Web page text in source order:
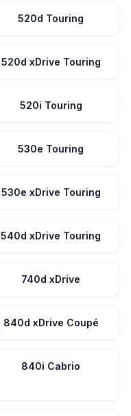
520d Touring
520d xDrive Touring
520i Touring
530e Touring
530e xDrive Touring
540d xDrive Touring
740d xDrive
840d xDrive Coupé
840i Cabrio